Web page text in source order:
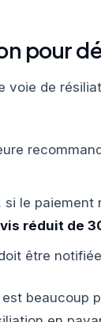
pour
voie de
si le paiement
réduit de
être
beaucoup